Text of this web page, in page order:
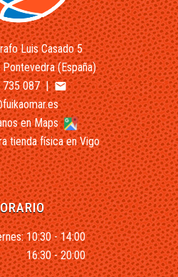
Luis Casado 5
(España)
735 087|email
en Maps
tienda física en Vigo
10:30 - 14:00
16:30 - 20:00